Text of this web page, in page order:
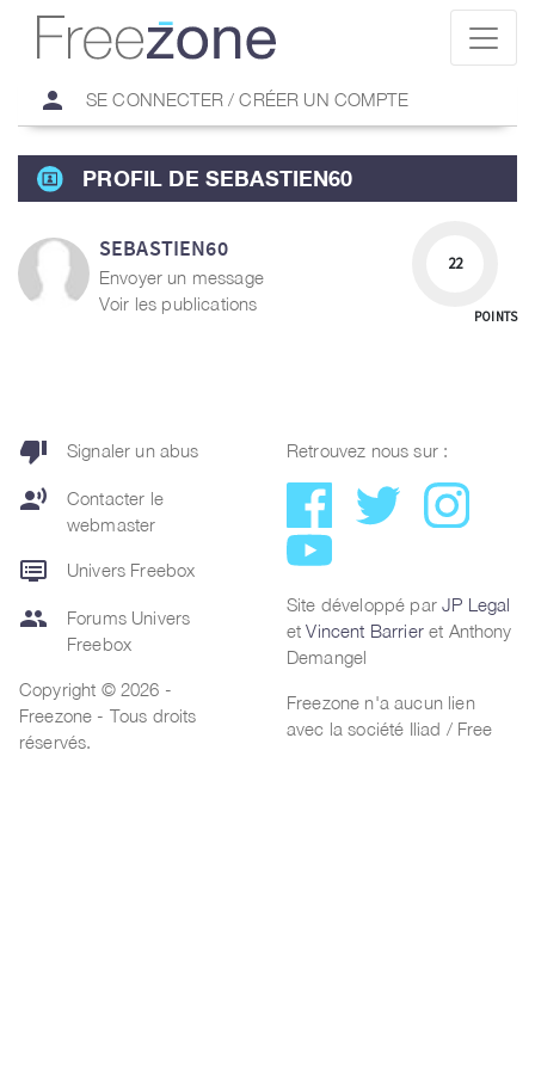
person SE CONNECTER / CRÉER UN COMPTE
PROFIL DE SEBASTIEN60
SEBASTIEN60
Envoyer un message
Voir les publications
22
POINTS
thumb_down Signaler un abus
record_voice_over
Contacter le
webmaster
dvr Univers Freebox
group
Forums Univers
Freebox
Copyright © 2026 -
Freezone - Tous droits
réservés.
Retrouvez nous sur :
Site développé parJP Legal
etVincent Barrieret Anthony
Demangel
Freezone n'a aucun lien
avec la société Iliad / Free